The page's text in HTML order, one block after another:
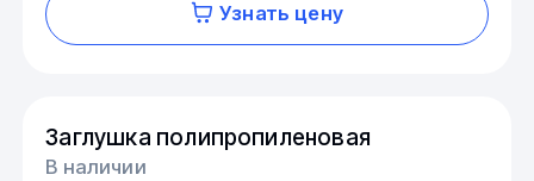
Узнать цену
Заглушка полипропиленовая
В наличии